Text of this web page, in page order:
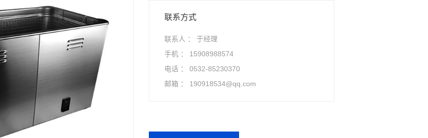
联系方式
联系人 ： 于经理
手机 ： 15908988574
电话 ： 0532-85230370
邮箱 ： 190918534@qq.com